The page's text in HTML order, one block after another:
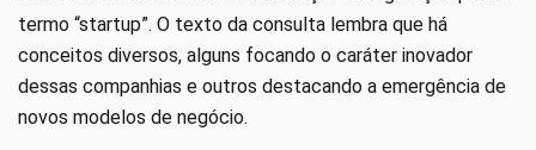
termo “startup”. O texto da consulta lembra que há
conceitos diversos, alguns focando o caráter inovador
dessas companhias e outros destacando a emergência de
novos modelos de negócio.